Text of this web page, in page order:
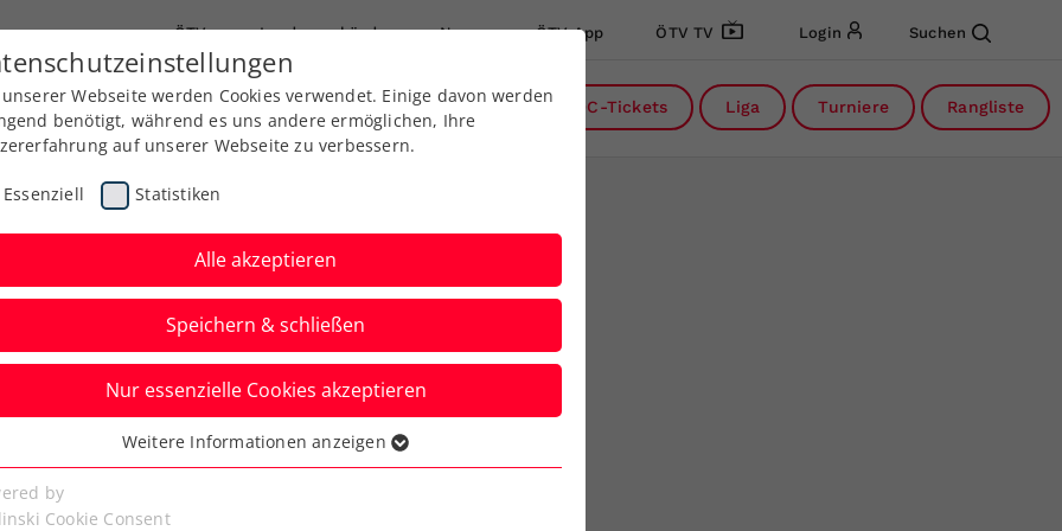
ÖTV Landesverbände News ÖTV App ÖTV TV Login Suchen
Ausbildung Services Über uns DC-Tickets Liga Turniere Rangliste
Pechvogel Grabher
operiert
Webseite werden Cookies verwendet. Einige davon werden
benötigt, während es uns andere ermöglichen, Ihre
auf unserer Webseite zu verbessern.
Essenziell Statistiken
Alle akzeptieren
Speichern & schließen
Nur essenzielle Cookies akzeptieren
Cookies werden für grundlegende Funktionen der
benötigt. Dadurch ist gewährleistet, dass die Webseite
Weitere Informationen anzeigen
by
Cookie Consent